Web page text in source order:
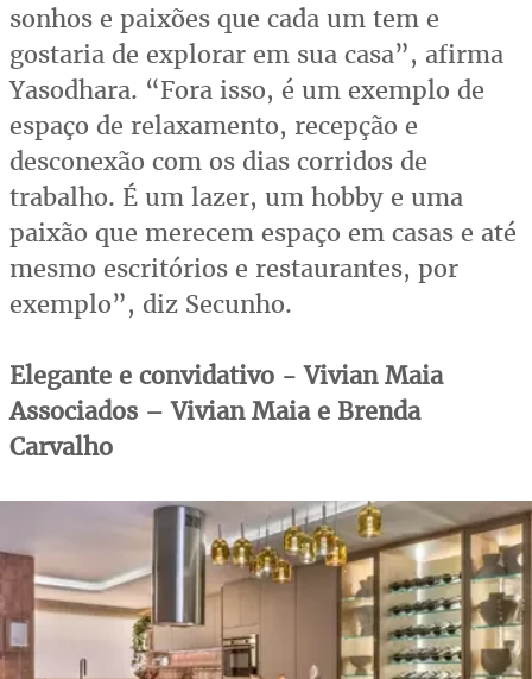
sonhos e paixões que cada um tem e
gostaria de explorar em sua casa”, afirma
Yasodhara. “Fora isso, é um exemplo de
espaço de relaxamento, recepção e
desconexão com os dias corridos de
trabalho. É um lazer, um hobby e uma
paixão que merecem espaço em casas e até
mesmo escritórios e restaurantes, por
exemplo”, diz Secunho.
Elegante e convidativo - Vivian Maia
Associados – Vivian Maia e Brenda
Carvalho